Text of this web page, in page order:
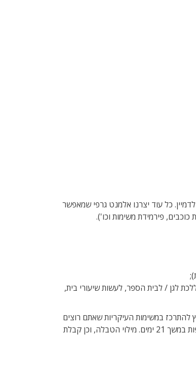
כל עוד יצרנו אלמנט גרפי שמאפשר
פירמידת משימות וכו').
לגן / לבית הספר, לעשות שיעורי בית,
להתרכז במשימות העיקריות שאתם רוצים
לחזק או למנוע. הקניית הרגל חדש הוא תהליך שנמשך כ-21 יום, בתנאי שמתמידים בו ברציפות במשך 21 ימים. מילוי הטבלה, וכן קבלת